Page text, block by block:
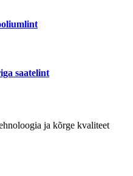
saatelint
ja kõrge kvaliteet